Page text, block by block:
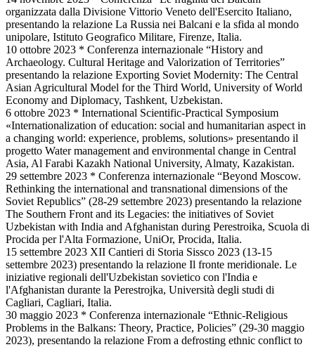
organizzata dalla Divisione Vittorio Veneto dell'Esercito Italiano,
presentando la relazione La Russia nei Balcani e la sfida al mondo
unipolare, Istituto Geografico Militare, Firenze, Italia.
10 ottobre 2023 * Conferenza internazionale “History and
Archaeology. Cultural Heritage and Valorization of Territories”
presentando la relazione Exporting Soviet Modernity: The Central
Asian Agricultural Model for the Third World, University of World
Economy and Diplomacy, Tashkent, Uzbekistan.
6 ottobre 2023 * International Scientific-Practical Symposium
«Internationalization of education: social and humanitarian aspect in
a changing world: experience, problems, solutions» presentando il
progetto Water management and environmental change in Central
Asia, Al Farabi Kazakh National University, Almaty, Kazakistan.
29 settembre 2023 * Conferenza internazionale “Beyond Moscow.
Rethinking the international and transnational dimensions of the
Soviet Republics” (28-29 settembre 2023) presentando la relazione
The Southern Front and its Legacies: the initiatives of Soviet
Uzbekistan with India and Afghanistan during Perestroika, Scuola di
Procida per l'Alta Formazione, UniOr, Procida, Italia.
15 settembre 2023 XII Cantieri di Storia Sissco 2023 (13-15
settembre 2023) presentando la relazione Il fronte meridionale. Le
iniziative regionali dell'Uzbekistan sovietico con l'India e
l'Afghanistan durante la Perestrojka, Università degli studi di
Cagliari, Cagliari, Italia.
30 maggio 2023 * Conferenza internazionale “Ethnic-Religious
Problems in the Balkans: Theory, Practice, Policies” (29-30 maggio
2023), presentando la relazione From a defrosting ethnic conflict to